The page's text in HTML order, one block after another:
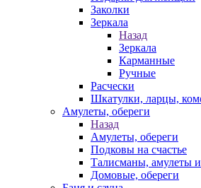
Заколки
Зеркала
Назад
Зеркала
Карманные
Ручные
Расчески
Шкатулки, ларцы,
Амулеты, обереги
Назад
Амулеты, обереги
Подковы на счастье
Талисманы, амулеты и
Домовые, обереги